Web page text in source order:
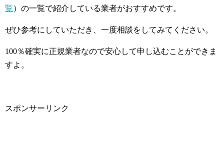
覧）の一覧で紹介している業者がおすすめです。
ぜひ参考にしていただき、一度相談をしてみてください。
100％確実に正規業者なので安心して申し込むことができま
すよ。
スポンサーリンク